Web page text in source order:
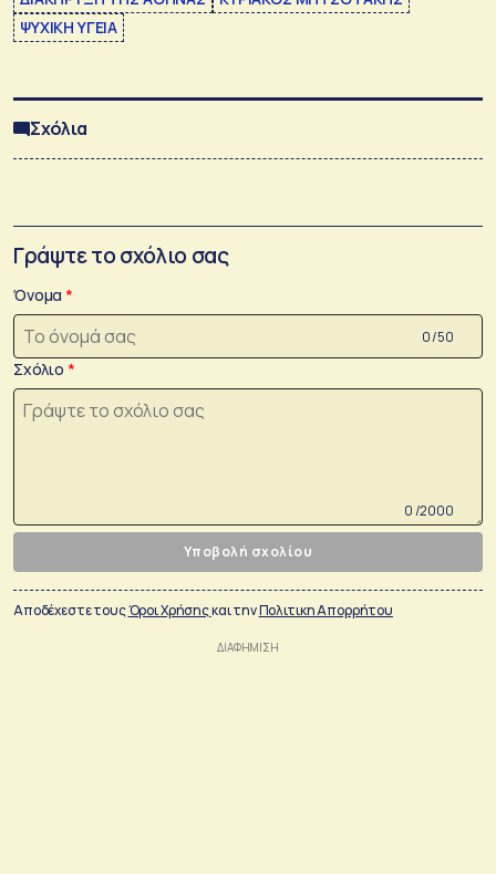
ΨΥΧΙΚΗ ΥΓΕΙΑ
Σχόλια
Γράψτε το σχόλιο σας
Όνομα
0 /50
Σχόλιο
0 /2000
Υποβολή σχολίου
Αποδέχεστε τουςΌροι Χρήσηςκαι τηνΠολιτικη Απορρήτου